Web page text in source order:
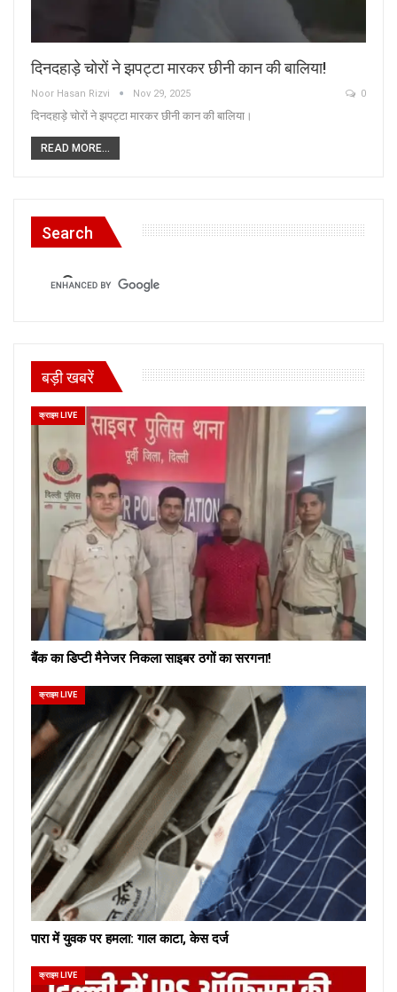
दिनदहाड़े चोरों ने झपट्टा मारकर छीनी कान की बालिया!
Noor Hasan Rizvi Nov 29, 2025 0
दिनदहाड़े चोरों ने झपट्टा मारकर छीनी कान की बालिया।
READ MORE...
Search
बड़ी खबरें
क्राइम LIVE
बैंक का डिप्टी मैनेजर निकला साइबर ठगों का सरगना!
क्राइम LIVE
पारा में युवक पर हमला: गाल काटा, केस दर्ज
क्राइम LIVE